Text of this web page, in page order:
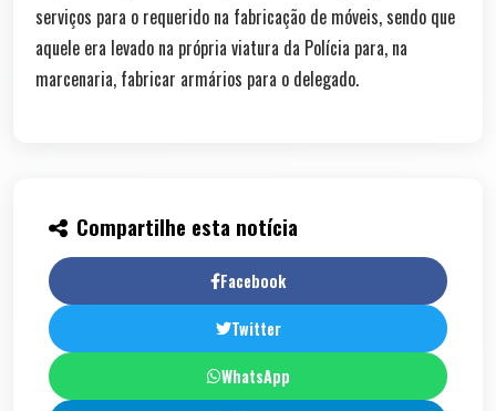
serviços para o requerido na fabricação de móveis, sendo que
aquele era levado na própria viatura da Polícia para, na
marcenaria, fabricar armários para o delegado.
Compartilhe esta notícia
Facebook
Twitter
WhatsApp